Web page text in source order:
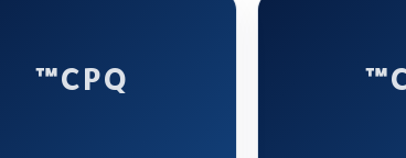
CPQ™